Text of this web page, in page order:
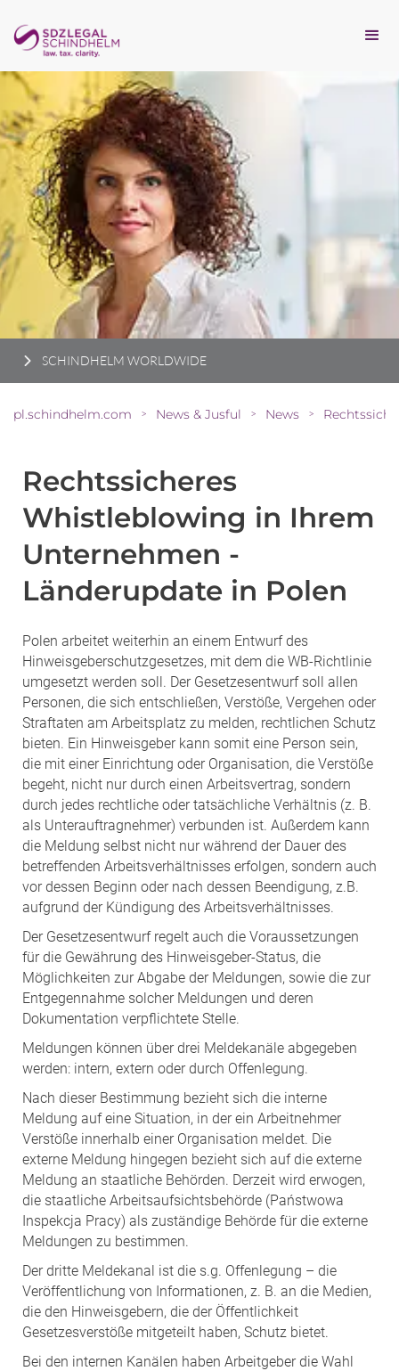
SCHINDHELM WORLDWIDE
pl.schindhelm.com > News & Jusful > News >
Rechtssicheres
Whistleblowing in Ihrem
Unternehmen -
Länderupdate in Polen
Polen arbeitet weiterhin an einem Entwurf des
Hinweisgeberschutzgesetzes, mit dem die WB-Richtlinie
umgesetzt werden soll. Der Gesetzesentwurf soll allen
Personen, die sich entschließen, Verstöße, Vergehen oder
Straftaten am Arbeitsplatz zu melden, rechtlichen Schutz
bieten. Ein Hinweisgeber kann somit eine Person sein,
die mit einer Einrichtung oder Organisation, die Verstöße
begeht, nicht nur durch einen Arbeitsvertrag, sondern
durch jedes rechtliche oder tatsächliche Verhältnis (z. B.
als Unterauftragnehmer) verbunden ist. Außerdem kann
die Meldung selbst nicht nur während der Dauer des
betreffenden Arbeitsverhältnisses erfolgen, sondern auch
vor dessen Beginn oder nach dessen Beendigung, z.B.
aufgrund der Kündigung des Arbeitsverhältnisses.
Der Gesetzesentwurf regelt auch die Voraussetzungen
für die Gewährung des Hinweisgeber-Status, die
Möglichkeiten zur Abgabe der Meldungen, sowie die zur
Entgegennahme solcher Meldungen und deren
Dokumentation verpflichtete Stelle.
Meldungen können über drei Meldekanäle abgegeben
werden: intern, extern oder durch Offenlegung.
Nach dieser Bestimmung bezieht sich die interne
Meldung auf eine Situation, in der ein Arbeitnehmer
Verstöße innerhalb einer Organisation meldet. Die
externe Meldung hingegen bezieht sich auf die externe
Meldung an staatliche Behörden. Derzeit wird erwogen,
die staatliche Arbeitsaufsichtsbehörde (Państwowa
Inspekcja Pracy) als zuständige Behörde für die externe
Meldungen zu bestimmen.
Der dritte Meldekanal ist die s.g. Offenlegung – die
Veröffentlichung von Informationen, z. B. an die Medien,
die den Hinweisgebern, die der Öffentlichkeit
Gesetzesverstöße mitgeteilt haben, Schutz bietet.
Bei den internen Kanälen haben Arbeitgeber die Wahl